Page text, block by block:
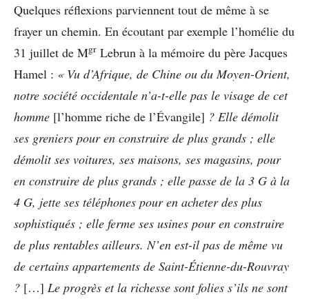
Quelques réflexions parviennent tout de même à se
frayer un chemin. En écoutant par exemple l’homélie du
31 juillet de Mgr Lebrun à la mémoire du père Jacques
Hamel : « Vu d’Afrique, de Chine ou du Moyen-Orient,
notre société occidentale n’a-t-elle pas le visage de cet
homme [l’homme riche de l’Évangile] ? Elle démolit
ses greniers pour en construire de plus grands ; elle
démolit ses voitures, ses maisons, ses magasins, pour
en construire de plus grands ; elle passe de la 3 G à la
4 G, jette ses téléphones pour en acheter des plus
sophistiqués ; elle ferme ses usines pour en construire
de plus rentables ailleurs. N’en est-il pas de même vu
de certains appartements de Saint-Étienne-du-Rouvray
? […] Le progrès et la richesse sont folies s’ils ne sont